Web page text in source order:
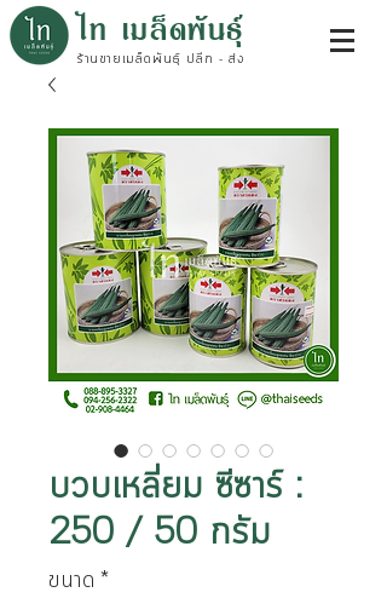
ไท เมล็ดพันธุ์
ร้านขายเมล็ดพันธุ์ ปลีก - ส่ง
บวบเหลี่ยม ซีซาร์ :
250 / 50 กรัม
ขนาด *